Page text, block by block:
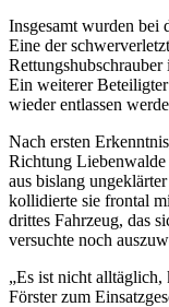
Insgesamt wurden bei
Eine der
Ein weiterer
wieder entlassen
Nach ersten
Richtung
aus bislang
kollidierte sie frontal
drittes Fahrzeug, das
versuchte noch
„Es ist nicht
Förster zum